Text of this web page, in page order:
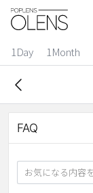
1Day 1Month
ログイン
カラコン比較
今月限定特典
ベスト
カラコン
FAQ